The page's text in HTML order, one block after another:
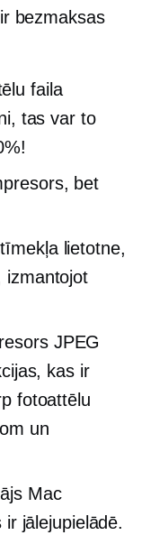
bezmaksas
faila
tas var to
bet
lietotne,
izmantojot
JPEG
kas ir
fotoattēlu
un
Mac
jālejupielādē.